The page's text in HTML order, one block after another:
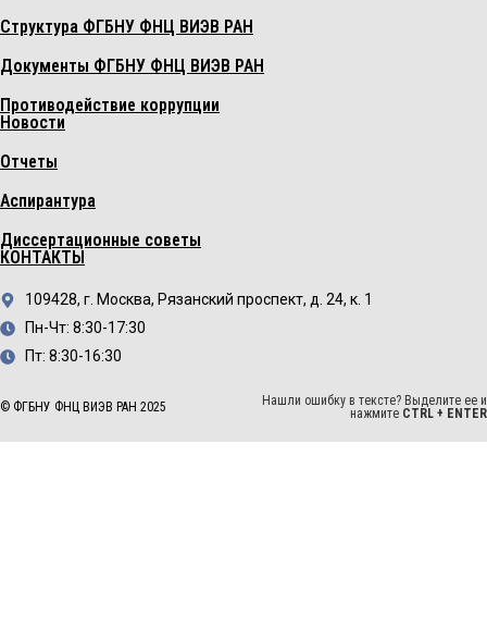
Структура ФГБНУ ФНЦ ВИЭВ РАН
Документы ФГБНУ ФНЦ ВИЭВ РАН
Противодействие коррупции
Новости
Отчеты
Аспирантура
Диссертационные советы
КОНТАКТЫ
109428, г. Москва, Рязанский проспект, д. 24, к. 1
Пн-Чт: 8:30-17:30
Пт: 8:30-16:30
© ФГБНУ ФНЦ ВИЭВ РАН 2025
Нашли ошибку в тексте? Выделите ее и
нажмите CTRL + ENTER